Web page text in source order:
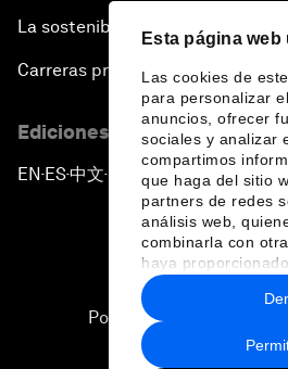
Esta página
Las cookies de
para personalizar
anuncios, ofrecer
sociales y analizar
compartimos
que haga del sitio
partners de redes
análisis web,
combinarla con
haya
recopilado a partir
hecho de sus
La sostenibilidad en el Foro
Carreras profesionales
Ediciones en otros idiomas
EN ▪ES▪中文▪ 日本語
Política de privacidad y
Sitemap